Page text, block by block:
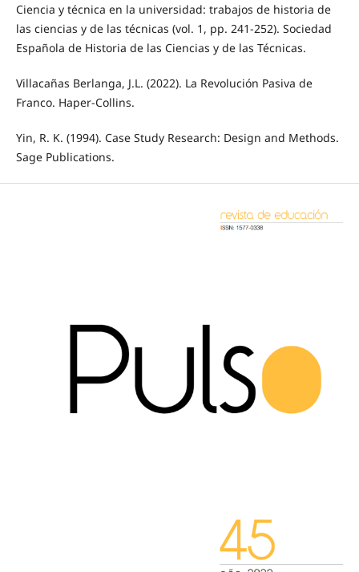
Ciencia y técnica en la universidad: trabajos de historia de
las ciencias y de las técnicas (vol. 1, pp. 241-252). Sociedad
Española de Historia de las Ciencias y de las Técnicas.
Villacañas Berlanga, J.L. (2022). La Revolución Pasiva de
Franco. Haper-Collins.
Yin, R. K. (1994). Case Study Research: Design and Methods.
Sage Publications.